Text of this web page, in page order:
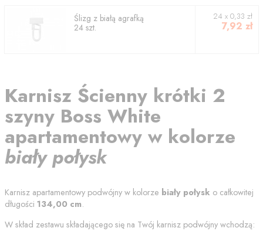
Ślizg z białą agrafką
24 szt.
24 x 0,33 zł
7,92 zł
Karnisz Ścienny krótki 2
szyny Boss White
apartamentowy w kolorze
biały połysk
Karnisz apartamentowy podwójny w kolorze biały połysk o całkowitej
długości 134,00 cm.
W skład zestawu składającego się na Twój karnisz podwójny wchodzą: